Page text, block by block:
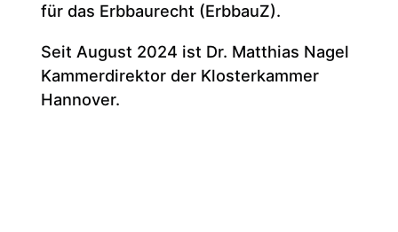
für das Erbbaurecht (ErbbauZ).
Seit August 2024 ist Dr. Matthias Nagel
Kammerdirektor der Klosterkammer
Hannover.